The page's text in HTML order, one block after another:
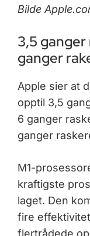
Bilde
3,5 ganger
ganger
Apple sier at
opptil 3,5
6 ganger
ganger
M1-
kraftigste
laget. Den
fire